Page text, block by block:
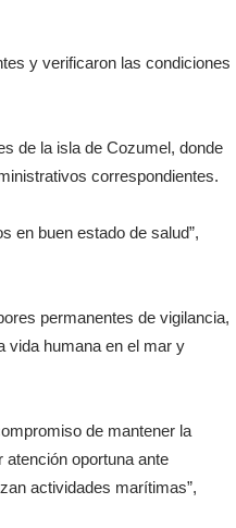
y verificaron las condiciones
de la isla de Cozumel, donde
correspondientes.
en buen estado de salud”,
permanentes de vigilancia,
vida humana en el mar y
de mantener la
oportuna ante
actividades marítimas”,